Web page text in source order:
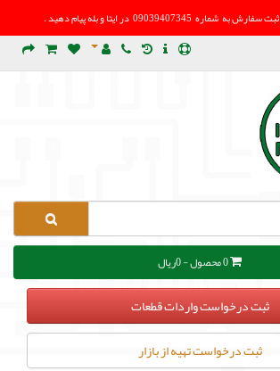
ثبت سفارش به شماره 09039407345 در ایتا و بله پیام دهید .
0 محصول - 0ریال
ثبت درخواست واردات قطعات
ثبت درخواست تهیه از بازار